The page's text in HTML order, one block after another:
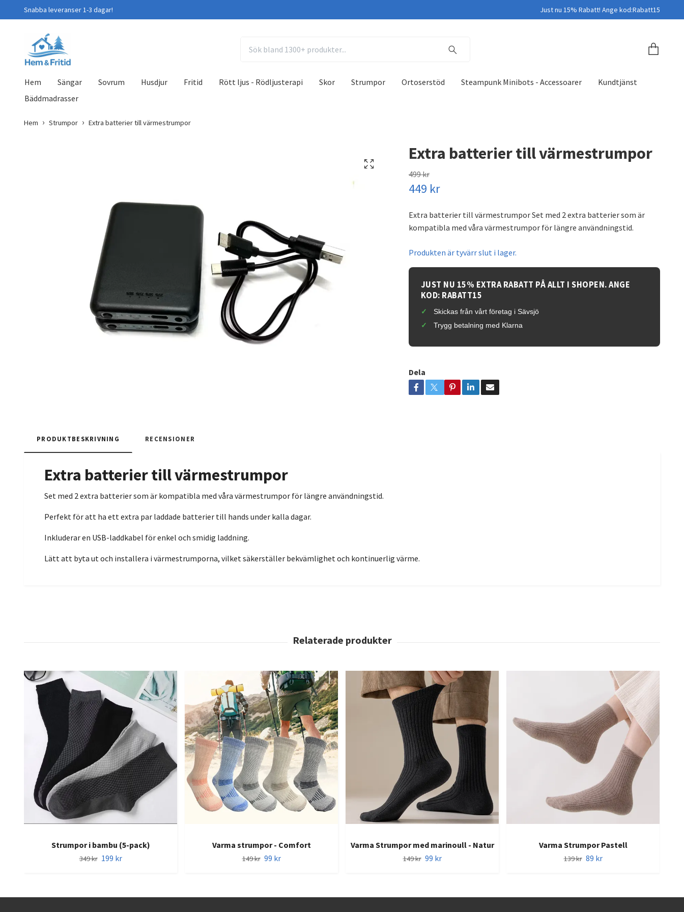
Snabba leveranser 1-3 dagar! Just nu 15% Rabatt! Ange kod:Rabatt15
Hem Sängar Sovrum Husdjur Fritid Rött ljus - Rödljusterapi Skor Strumpor Ortoserstöd Steampunk Minibots - Accessoarer
Kundtjänst
Bäddmadrasser
Hem Strumpor Extra batterier till värmestrumpor
Extra batterier till värmestrumpor
499 kr
449 kr
Extra batterier till värmestrumpor Set med 2 extra batterier som är
kompatibla med våra värmestrumpor för längre användningstid.
Produkten är tyvärr slut i lager.
JUST NU 15% EXTRA RABATT PÅ ALLT I SHOPEN. ANGE
KOD: RABATT15
Skickas från vårt företag i Sävsjö
Trygg betalning med Klarna
Dela
PRODUKTBESKRIVNING RECENSIONER
Extra batterier till värmestrumpor
Set med 2 extra batterier som är kompatibla med våra värmestrumpor för längre användningstid.
Perfekt för att ha ett extra par laddade batterier till hands under kalla dagar.
Inkluderar en USB-laddkabel för enkel och smidig laddning.
Lätt att byta ut och installera i värmestrumporna, vilket säkerställer bekvämlighet och kontinuerlig värme.
Strumpor i bambu (5-pack)
349 kr 199 kr
Varma strumpor - Comfort
149 kr 99 kr
Varma Strumpor med marinoull - Natur
149 kr 99 kr
Varma Strumpor Pastell
139 kr 89 kr